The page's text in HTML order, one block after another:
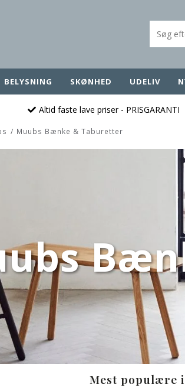
BELYSNING SKØNHED UDELIV
Altid faste lave priser - PRISGARANTI
/ Muubs Bænke & Taburetter
Mest populære